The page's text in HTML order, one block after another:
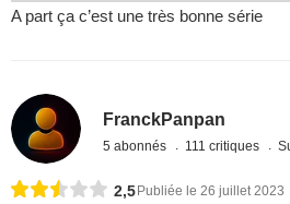
A part ça c’est une très bonne série
FranckPanpan
5 abonnés 111 critiques
2,5 Publiée le 26 juillet 2023